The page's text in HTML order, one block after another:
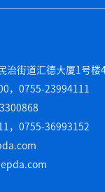
治街道汇德大厦1号楼
，0755-23994111
，0755-36993152